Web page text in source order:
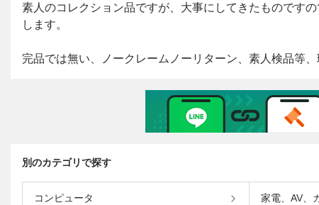
別のカテゴリで探す
コンピュータ 家電、AV、